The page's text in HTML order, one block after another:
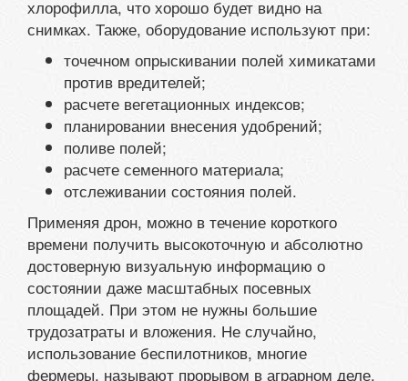
хлорофилла, что хорошо будет видно на
снимках. Также, оборудование используют при:
точечном опрыскивании полей химикатами
против вредителей;
расчете вегетационных индексов;
планировании внесения удобрений;
поливе полей;
расчете семенного материала;
отслеживании состояния полей.
Применяя дрон, можно в течение короткого
времени получить высокоточную и абсолютно
достоверную визуальную информацию о
состоянии даже масштабных посевных
площадей. При этом не нужны большие
трудозатраты и вложения. Не случайно,
использование беспилотников, многие
фермеры, называют прорывом в аграрном деле,